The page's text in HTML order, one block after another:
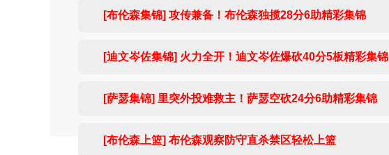
[布伦森集锦] 攻传兼备！布伦森独揽28分6助精彩集锦
[迪文岑佐集锦] 火力全开！迪文岑佐爆砍40分5板精彩集锦
[萨瑟集锦] 里突外投难救主！萨瑟空砍24分6助精彩集锦
[布伦森上篮] 布伦森观察防守直杀禁区轻松上篮